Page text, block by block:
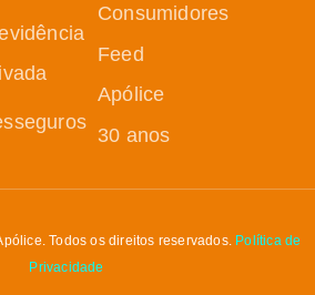
Consumidores
Feed
Apólice
30 anos
Todos os direitos reservados. Política de
Privacidade